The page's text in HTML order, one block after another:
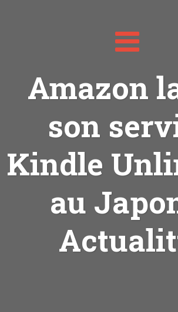
Toggle
navigation
Amazon
son
Kindle
au